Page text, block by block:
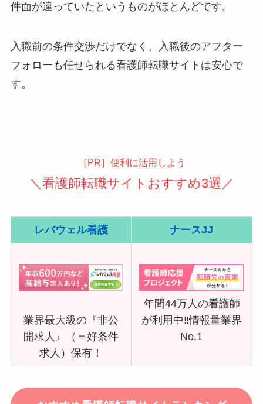
件面が違っていたというものがほとんどです。
入職前の条件交渉だけでなく、入職後のアフター
フォローも任せられる看護師転職サイトは安心で
す。
［PR］便利に活用しよう
＼看護師転職サイトおすすめ3選／
レバウェル看護 ナースJJ
業界最大級の『非公
開求人』（＝好条件
求人）保有！
年間44万人の看護師
が利用中‼情報量業界
No.1